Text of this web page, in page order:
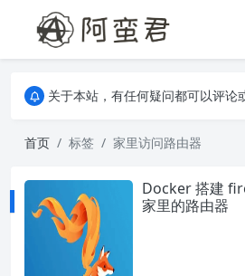
关于本站，有任何疑问都可以评论
关于本站，有任何疑问都可以评论
首页
标签 家里访问路由器
Docker 搭建
家里的路由器